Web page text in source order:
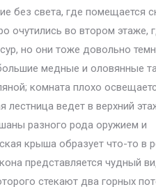
без света, где помещается
очутились во втором этаже,
но они тоже довольно
медные и оловянные
комната плохо
лестница ведет в верхний
разного рода оружием и
крыша образует что-то в
представляется чудный
стекают два горных